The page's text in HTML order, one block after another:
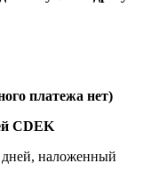
платежа нет)
CDEK
дней, наложенный